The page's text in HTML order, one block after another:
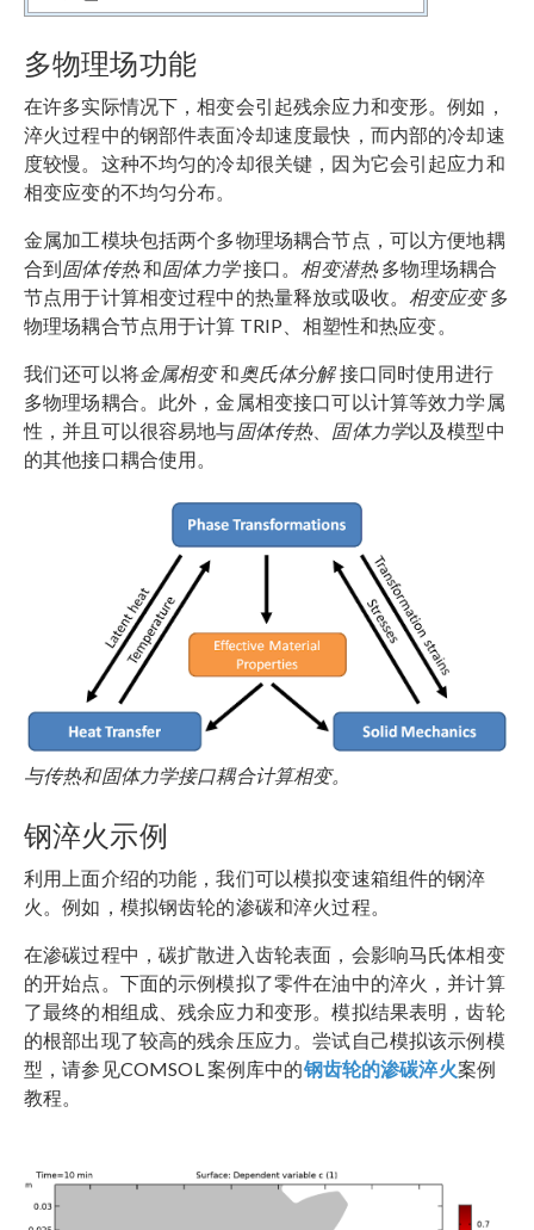
多物理场功能
在许多实际情况下，相变会引起残余应力和变形。例如，
淬火过程中的钢部件表面冷却速度最快，而内部的冷却速
度较慢。这种不均匀的冷却很关键，因为它会引起应力和
相变应变的不均匀分布。
金属加工模块包括两个多物理场耦合节点，可以方便地耦
合到固体传热和固体力学接口。相变潜热多物理场耦合
节点用于计算相变过程中的热量释放或吸收。 相变应变多
物理场耦合节点用于计算 TRIP、相塑性和热应变。
我们还可以将金属相变和奥氏体分解接口同时使用进行
多物理场耦合。此外，金属相变接口可以计算等效力学属
性，并且可以很容易地与固体传热、 固体力学以及模型中
的其他接口耦合使用。
与传热和固体力学接口耦合计算相变。
钢淬火示例
利用上面介绍的功能，我们可以模拟变速箱组件的钢淬
火。例如，模拟钢齿轮的渗碳和淬火过程。
在渗碳过程中，碳扩散进入齿轮表面，会影响马氏体相变
的开始点。下面的示例模拟了零件在油中的淬火，并计算
了最终的相组成、残余应力和变形。模拟结果表明，齿轮
的根部出现了较高的残余压应力。尝试自己模拟该示例模
型，请参见COMSOL 案例库中的钢齿轮的渗碳淬火案例
教程。